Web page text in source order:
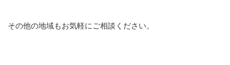
その他の地域もお気軽にご相談ください。